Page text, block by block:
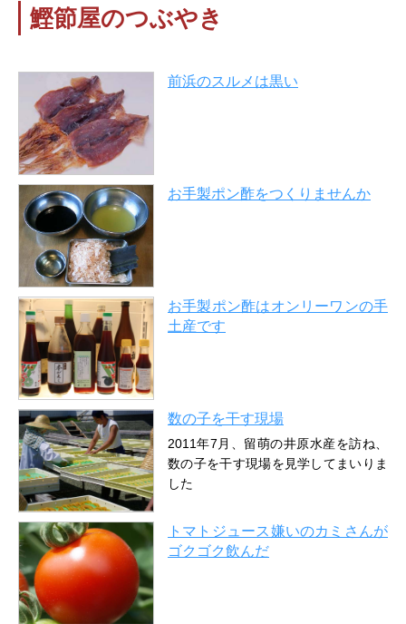
鰹節屋のつぶやき
前浜のスルメは黒い
お手製ポン酢をつくりませんか
お手製ポン酢はオンリーワンの手
土産です
数の子を干す現場
2011年7月、留萌の井原水産を訪ね、
数の子を干す現場を見学してまいりま
した
トマトジュース嫌いのカミさんが
ゴクゴク飲んだ